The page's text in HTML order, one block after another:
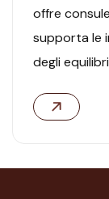
offre
supporta le
degli